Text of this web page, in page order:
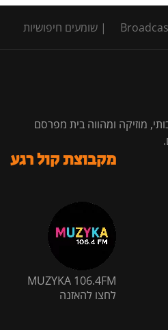
מוזיקה ומהווה בית מפרסם
מקבוצת קול רגע
MUZYKA 106.4FM
לחצו להאזנה